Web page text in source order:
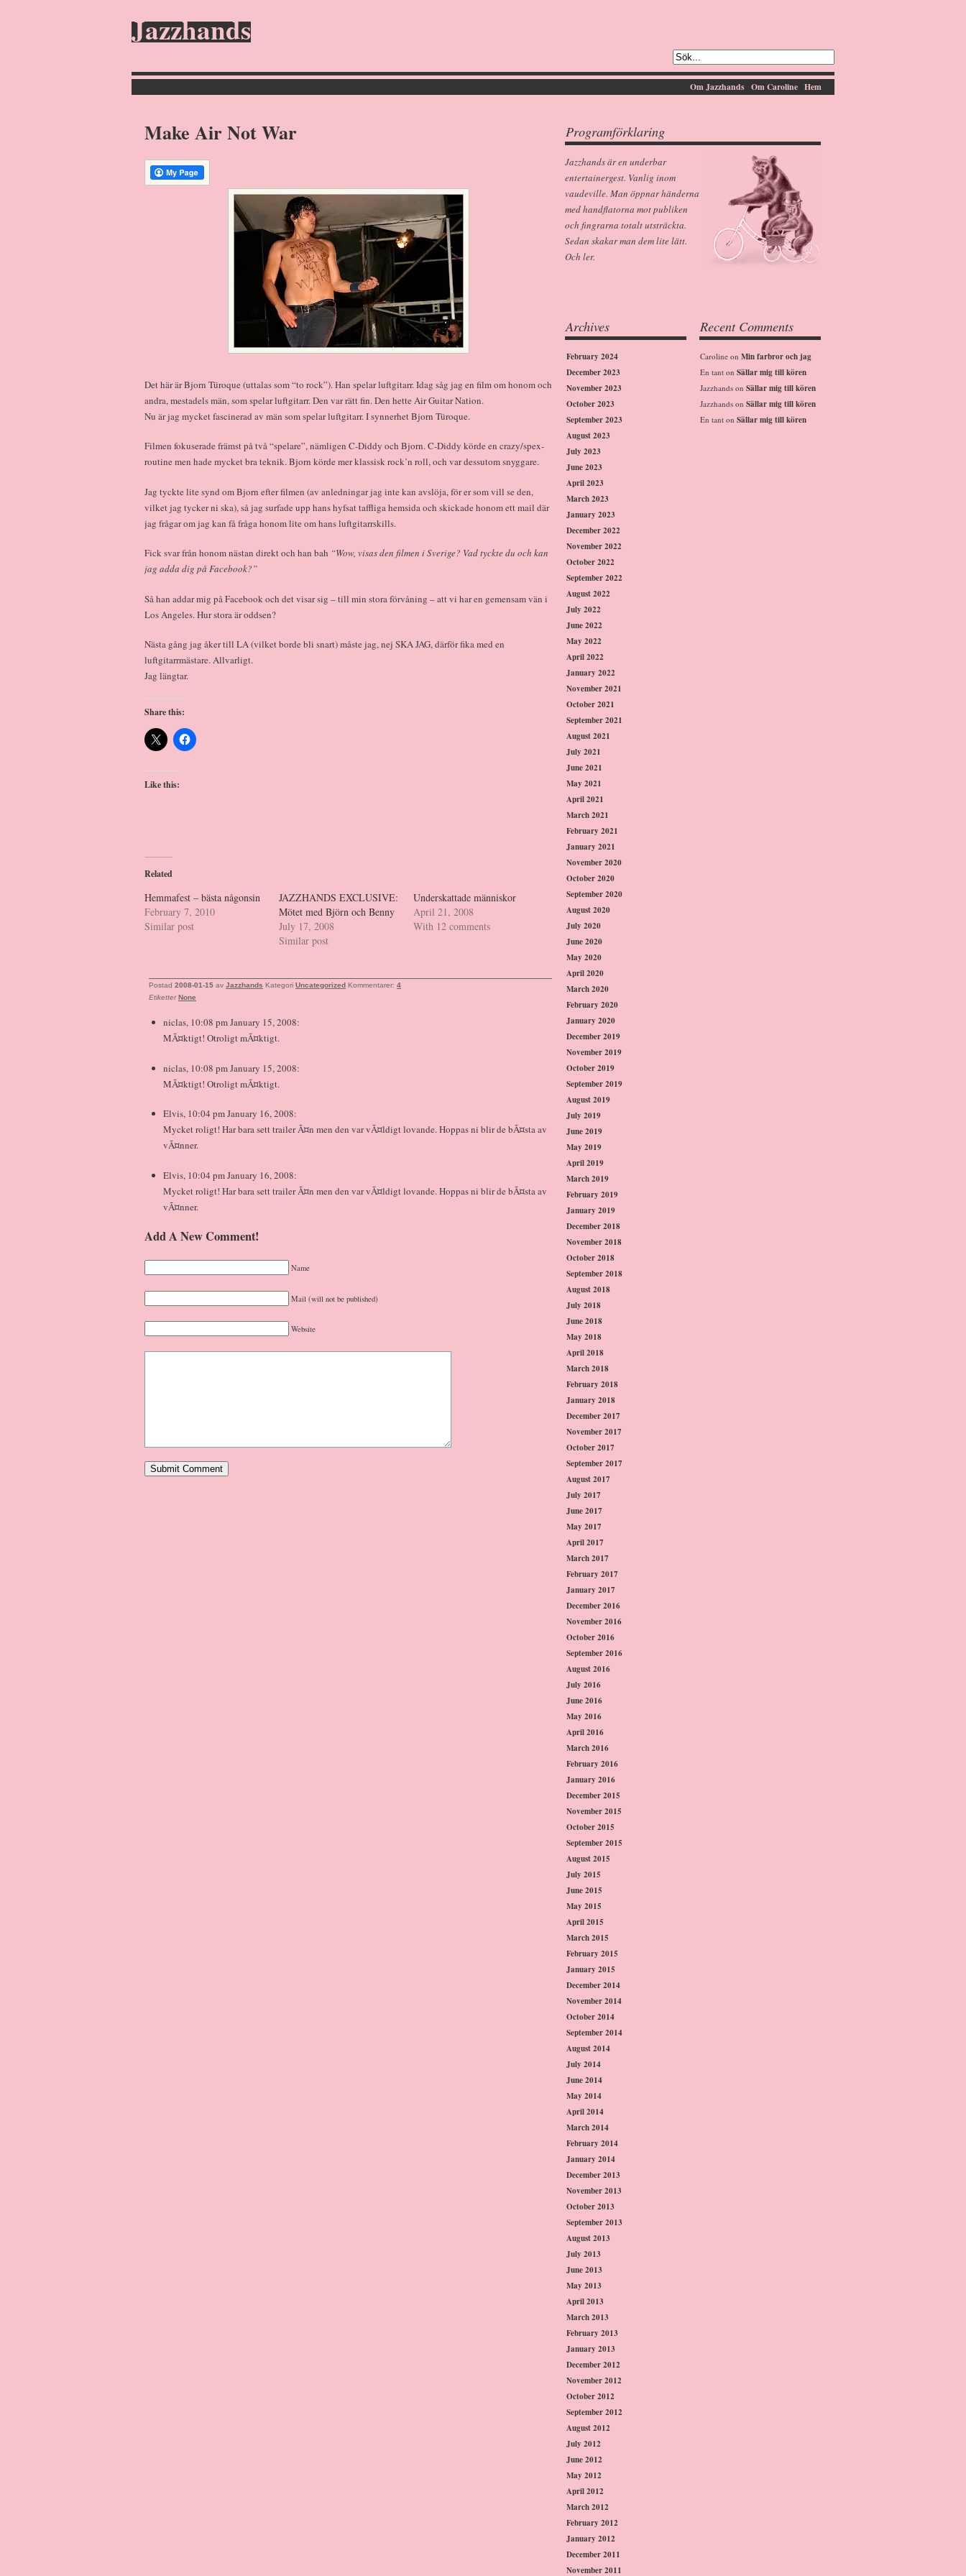
Jazzhands
Hem
Om Caroline
Om Jazzhands
Make Air Not War
Det här är Bjorn Türoque (uttalas som “to rock”). Han spelar luftgitarr. Idag såg jag en film om honom och
andra, mestadels män, som spelar luftgitarr. Den var rätt fin. Den hette Air Guitar Nation.
Nu är jag mycket fascinerad av män som spelar luftgitarr. I synnerhet Bjorn Türoque.
Filmen fokuserade främst på två “spelare”, nämligen C-Diddy och Bjorn. C-Diddy körde en crazy/spex-
routine men hade mycket bra teknik. Bjorn körde mer klassisk rock’n roll, och var dessutom snyggare.
Jag tyckte lite synd om Bjorn efter filmen (av anledningar jag inte kan avslöja, för er som vill se den,
vilket jag tycker ni ska), så jag surfade upp hans hyfsat taffliga hemsida och skickade honom ett mail där
jag frågar om jag kan få fråga honom lite om hans luftgitarrskills.
Fick svar från honom nästan direkt och han bah “Wow, visas den filmen i Sverige? Vad tyckte du och kan
jag adda dig på Facebook?”
Så han addar mig på Facebook och det visar sig – till min stora förvåning – att vi har en gemensam vän i
Los Angeles. Hur stora är oddsen?
Nästa gång jag åker till LA (vilket borde bli snart) måste jag, nej SKA JAG, därför fika med en
luftgitarrmästare. Allvarligt.
Jag längtar.
Share this:
Like this:
Related
Hemmafest – bästa någonsin
February 7, 2010
Similar post
JAZZHANDS EXCLUSIVE:
Mötet med Björn och Benny
July 17, 2008
Similar post
Underskattade människor
April 21, 2008
With 12 comments
Postad 2008-01-15 av Jazzhands Kategori Uncategorized Kommentarer: 4
Etiketter None
niclas, 10:08 pm January 15, 2008:
MÃ¤ktigt! Otroligt mÃ¤ktigt.
niclas, 10:08 pm January 15, 2008:
MÃ¤ktigt! Otroligt mÃ¤ktigt.
Elvis, 10:04 pm January 16, 2008:
Mycket roligt! Har bara sett trailer Ã¤n men den var vÃ¤ldigt lovande. Hoppas ni blir de bÃ¤sta av
vÃ¤nner.
Elvis, 10:04 pm January 16, 2008:
Mycket roligt! Har bara sett trailer Ã¤n men den var vÃ¤ldigt lovande. Hoppas ni blir de bÃ¤sta av
vÃ¤nner.
Add A New Comment!
Name
Mail (will not be published)
Website
Programförklaring
Jazzhands är en underbar
entertainergest. Vanlig inom
vaudeville. Man öppnar händerna
med handflatorna mot publiken
och fingrarna totalt utsträckta.
Sedan skakar man dem lite lätt.
Och ler.
Archives
February 2024
December 2023
November 2023
October 2023
September 2023
August 2023
July 2023
June 2023
April 2023
March 2023
January 2023
December 2022
November 2022
October 2022
September 2022
August 2022
July 2022
June 2022
May 2022
April 2022
January 2022
November 2021
October 2021
September 2021
August 2021
July 2021
June 2021
May 2021
April 2021
March 2021
February 2021
January 2021
November 2020
October 2020
September 2020
August 2020
July 2020
June 2020
May 2020
April 2020
March 2020
February 2020
January 2020
December 2019
November 2019
October 2019
September 2019
August 2019
July 2019
June 2019
May 2019
April 2019
March 2019
February 2019
January 2019
December 2018
November 2018
October 2018
September 2018
August 2018
July 2018
June 2018
May 2018
April 2018
March 2018
February 2018
January 2018
December 2017
November 2017
October 2017
September 2017
August 2017
July 2017
June 2017
May 2017
April 2017
March 2017
February 2017
January 2017
December 2016
November 2016
October 2016
September 2016
August 2016
July 2016
June 2016
May 2016
April 2016
March 2016
February 2016
January 2016
December 2015
November 2015
October 2015
September 2015
August 2015
July 2015
June 2015
May 2015
April 2015
March 2015
February 2015
January 2015
December 2014
November 2014
October 2014
September 2014
August 2014
July 2014
June 2014
May 2014
April 2014
March 2014
February 2014
January 2014
December 2013
November 2013
October 2013
September 2013
August 2013
July 2013
June 2013
May 2013
April 2013
March 2013
February 2013
January 2013
December 2012
November 2012
October 2012
September 2012
August 2012
July 2012
June 2012
May 2012
April 2012
March 2012
February 2012
January 2012
December 2011
November 2011
Recent Comments
Caroline on Min farbror och jag
En tant on Sällar mig till kören
Jazzhands on Sällar mig till kören
Jazzhands on Sällar mig till kören
En tant on Sällar mig till kören